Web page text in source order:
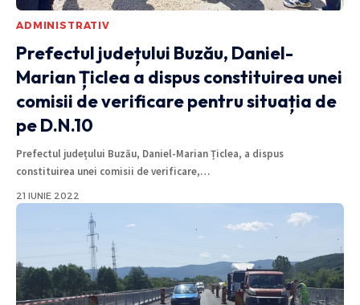
ADMINISTRATIV
Prefectul județului Buzău, Daniel-
Marian Țiclea a dispus constituirea unei
comisii de verificare pentru situația de
pe D.N.10
Prefectul județului Buzău, Daniel-Marian Țiclea, a dispus
constituirea unei comisii de verificare,…
21 IUNIE 2022